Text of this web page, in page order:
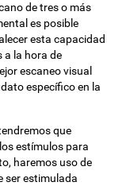
de tres o más
es posible
esta capacidad
a la hora de
escaneo visual
específico en la
que
estímulos para
haremos uso de
ser estimulada